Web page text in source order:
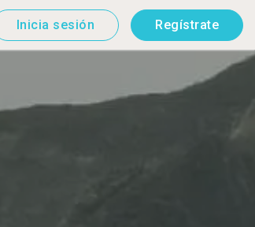
Inicia sesión Regístrate